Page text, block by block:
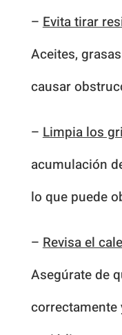
–Evita tirar
Aceites,
causar
–Limpia los
acumulación
lo que puede
–Revisa el
Asegúrate de